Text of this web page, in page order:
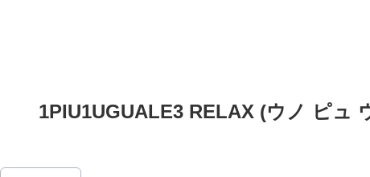
1PIU1UGUALE3 RELAX (ウノ ピュ